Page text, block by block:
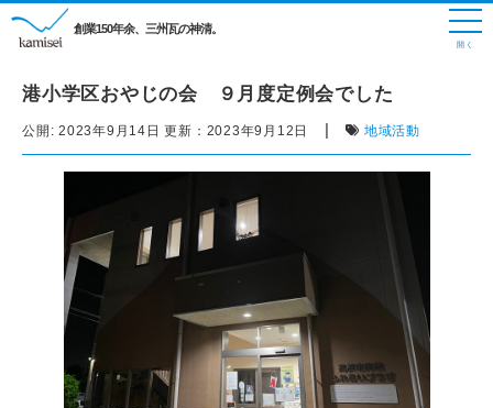
創業150年余、三州瓦の神清。
港小学区おやじの会 ９月度定例会でした
公開: 2023年9月14日 更新： 2023年9月12日 | 地域活動